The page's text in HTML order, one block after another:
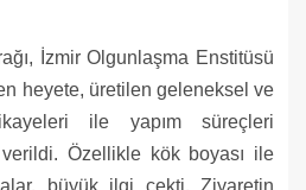
İzmir Olgunlaşma Enstitüsü
heyete, üretilen geleneksel ve
ile yapım süreçleri
verildi. Özellikle kök boyası ile
büyük ilgi çekti. Ziyaretin